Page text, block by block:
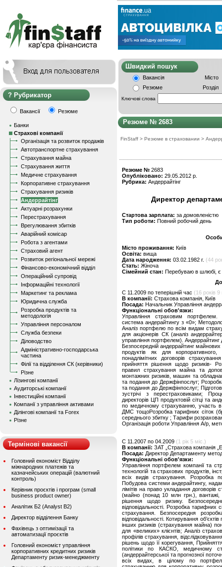
Рубрикатор
Вакансії Резюме
Банки
Страхові компанії
Організація та розвиток продажів
Автотранспортне страхування
Страхування майна
Страхування життя
Медичне страхування
Корпоративне страхування
Страхування ризиків
Андеррайтінг
Актуарні розрахунки
Перестрахування
Врегулювання збитків
Аварійний комісар
Робота з агентами
Страховий агент
Розвиток регіональної мережі
Фінансово-економічний відділ
Операційний супровід
Інформаційні технології
Маркетинг та реклама
Юридична служба
Розробка продуктів та
методологія
Управління персоналом
Служба безпеки
Діловодство
Адміністративно-господарська
частина
Філії та відділення СК (керівники)
Різне
Лізингові компанії
Аудиторські компанії
Інвестиційні компанії
Компанії з управління активами
Ділінгові компанії та Forex
Різне
Термінові вакансії
Головний економіст Відділу
міжнародних платежів та
казначейських операцій (валютний
контроль)
Керівник проєктів і програм (small
business product owner)
Аналітик Б2 (Analyst B2)
Директор відділення Банку
Фахівець з оптимізації та
автоматизації проєктів
Головний економіст управління
корпоративних кредитних ризиків
Департаменту ризик-менеджменту
Швидкий
Вакансія
Місто
Резюме
Розділ
Ключові слова
Резюме № 2683
FinStaff > Резюме в страховании >
Резюме № 2683
Опубліковано: 29.05.2012 р.
Рубрика: Андеррайтінг
Директор
Стартова зарплата: за домовленістю
Тип роботи: Повний робочий день
Місто проживання: Київ
Освіта: вища
Дата народження: 03.02.1982 г. (44
Стать: Жіноча
Сімейний стан: Перебуваю в шлюбі, є
C 11.2009 по теперішній час (16 років 9
В компанії: Страхова компанія, Київ
Посада: Начальник Управління
Функціональні обов'язки:
Управління страховим портфелем.
система андерайтингу з «0»;
Аналіз портфелю по всім видам
для акціонерів СК (аналіз
управління портфелем). Андеррайтинг
Безпосередній андеррайтинг майнових
продуктів як для
понадлімітних договорів
прийняття рішення щодо ризиків-
правил страхування майна та
монтажних ризиків, машин та
та подання до Держфінпослуг;
та подання до Держфінпослуг;
зустрічі з перестраховиками;
директорів ЦП продуктовій сітці та
по медичному страхуванню, участь в
ДМС тощоРозробка тарифних сіток
середнього збитку ; Тарифи
Організація роботи Управління А/р,
C 11.2007 по 04.2009 (1 рік 5 міс.)
В компанії: ЗАТ „Страхова компанія
Посада: Директор Департаменту
Функціональні обов'язки:
Управління портфелем компанії та
технологій та страхових продуктів,
всіх видів страхування. Розробка
Побудова системи андерайтингу,
лімітів на право укладання
(майно (понад 10 млн грн.), вантажі,
рішення щодо ризику.
відповідальності. Розробка тарифних
страхування. Безпосередня
відповідальності. Котирування
інших ризиків (страхування майна)
для «великих» клієнтів; Аналіз
профілів страхування,
рішень щодо її корегування,
політики по КАСКО, медичному
(андеррайтерської та прогнозної
всіх видах, в цілому по